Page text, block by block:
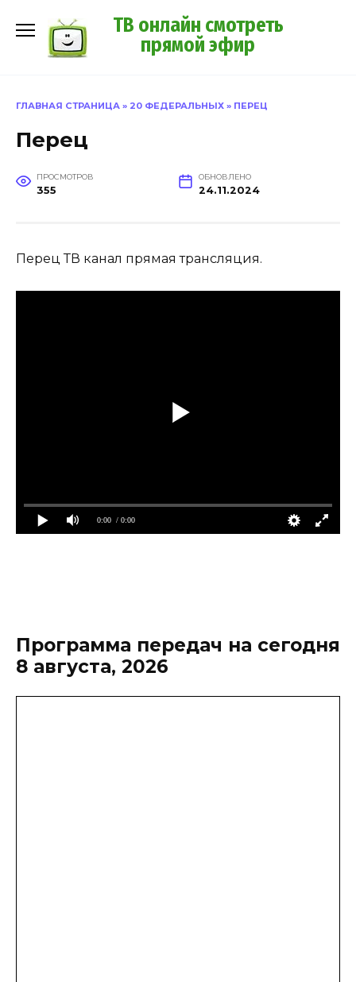
содержанию
ТВ онлайн смотреть
прямой эфир
ГЛАВНАЯ СТРАНИЦА » 20 ФЕДЕРАЛЬНЫХ » ПЕРЕЦ
Перец
ПРОСМОТРОВ
355
ОБНОВЛЕНО
24.11.2024
Перец ТВ канал прямая трансляция.
0:00 / 0:00
Программа передач на сегодня
8 августа, 2026